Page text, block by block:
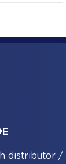
distributor /